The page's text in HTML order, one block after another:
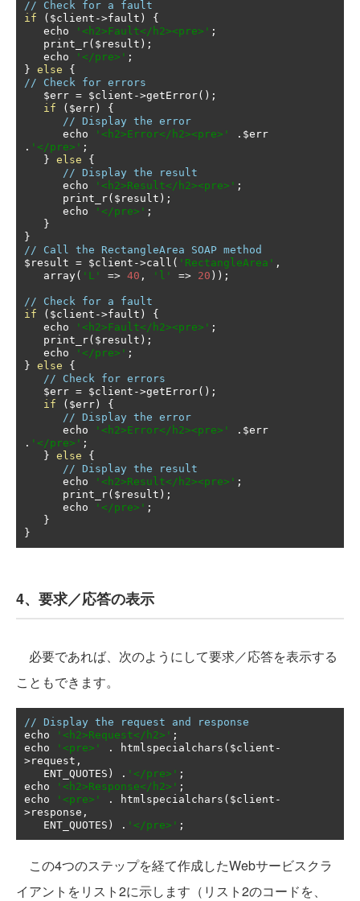
// Check for a fault
if
( $client ->fault )
{
   echo
'<h2>Fault</h2><pre>' ;
   print_r
( $result );
   echo
'</pre>' ;
} else
{
// Check for errors
   $err
= $client ->getError();
if
( $err )
{
// Display the error
      echo
'<h2>Error</h2><pre>' .
. '</pre>' ;
} else
{
// Display the result
      echo
'<h2>Result</h2><pre>' ;
      print_r
( $result );
      echo
'</pre>' ;
}
}
// Call the RectangleArea SOAP method
$result = $client ->call ( 'RectangleArea' ,
   array
( 'L' => 40 , 'l' => 20 ));
// Check for a fault
if
( $client ->fault )
{
   echo
'<h2>Fault</h2><pre>' ;
   print_r
( $result );
   echo
'</pre>' ;
} else
{
// Check for errors
   $err
= $client ->getError();
if
( $err )
{
// Display the error
      echo
'<h2>Error</h2><pre>' .
. '</pre>' ;
} else
{
// Display the result
      echo
'<h2>Result</h2><pre>' ;
      print_r
( $result );
      echo
'</pre>' ;
}
}
4、要求／応答の表示
必要であれば、次のようにして要求／応答を表示する
こともできます。
// Display the request and response
echo
'<h2>Request</h2>' ;
echo
'<pre>' . htmlspecialchars ( $client -
>request ,
   ENT_QUOTES
) . '</pre>' ;
echo
'<h2>Response</h2>' ;
echo
'<pre>' . htmlspecialchars ( $client -
>response ,
   ENT_QUOTES
) . '</pre>' ;
この4つのステップを経て作成したWebサービスクラ
イアントをリスト2に示します（リスト2のコードを、